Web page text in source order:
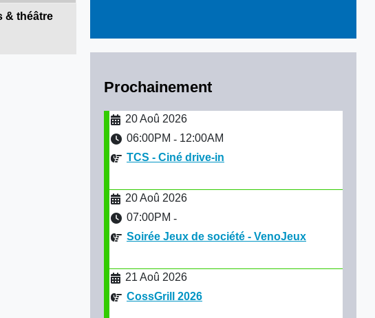
Prochainement
20 Aoû 2026
06:00PM - 12:00AM
TCS - Ciné drive-in
20 Aoû 2026
07:00PM -
Soirée Jeux de société - VenoJeux
21 Aoû 2026
CossGrill 2026
& théâtre